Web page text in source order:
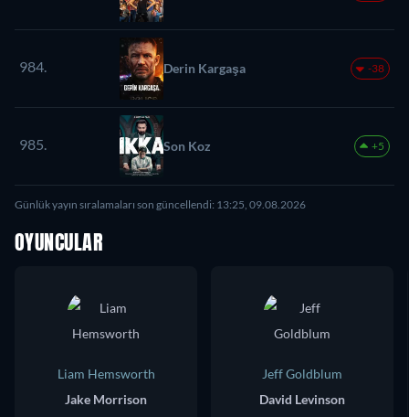
984. Derin Kargaşa -38
985. Son Koz +5
Günlük yayın sıralamaları son güncellendi: 13:25, 09.08.2026
OYUNCULAR
Liam Hemsworth
Jake Morrison
Jeff Goldblum
David Levinson